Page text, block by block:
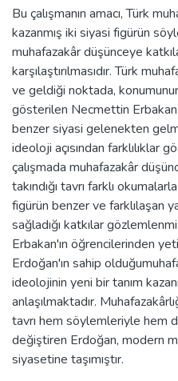
Bu çalışmanın amacı, Türk
kazanmış iki siyasi figürün
muhafazakâr düşünceye
karşılaştırılmasıdır. Türk
ve geldiği noktada,
gösterilen Necmettin
benzer siyasi gelenekten
ideoloji açısından farklılıklar
çalışmada muhafazakâr
takındığı tavrı farklı
figürün benzer ve farklılaşan
sağladığı katkılar
Erbakan'ın öğrencilerinden
Erdoğan'ın sahip
ideolojinin yeni bir tanım
anlaşılmaktadır.
tavrı hem söylemleriyle hem
değiştiren Erdoğan, modern
siyasetine taşımıştır.